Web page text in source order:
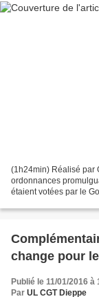
(1h24min) Réalisé par
ordonnances
étaient votées par le
change pour
Publié le 11/01/2016 à
Par UL CGT Dieppe